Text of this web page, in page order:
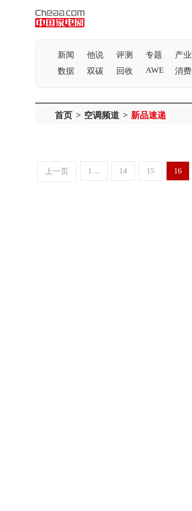
新闻 他说 评测 专题
产
数据
双碳 回收 AWE 消
首页 > 空调频道 > 新品速递
上一页 1 ... 14 15 16